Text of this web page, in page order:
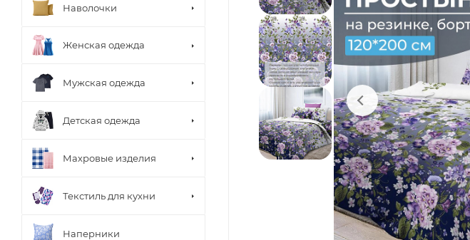
Наволочки
Женская одежда
Мужская одежда
Детская одежда
Махровые изделия
Текстиль для кухни
Наперники